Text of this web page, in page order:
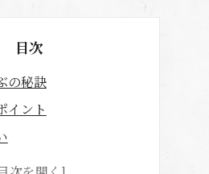
目次
の秘訣
イント
に楽しめる